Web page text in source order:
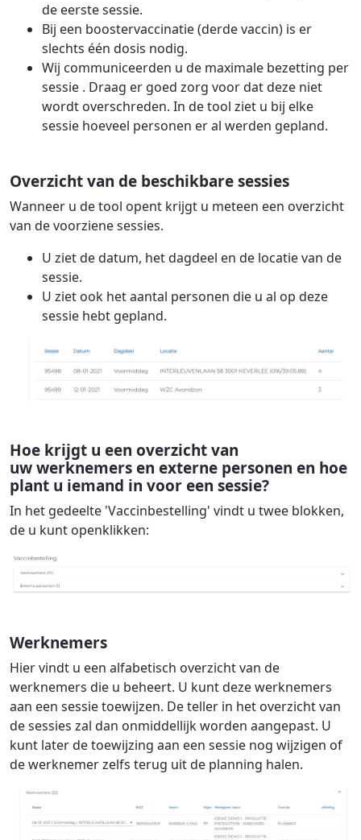
de eerste sessie.
Bij een boostervaccinatie (derde vaccin) is er
slechts één dosis nodig.
Wij communiceerden u de maximale bezetting per
sessie . Draag er goed zorg voor dat deze niet
wordt overschreden. In de tool ziet u bij elke
sessie hoeveel personen er al werden gepland.
Overzicht van de beschikbare sessies
Wanneer u de tool opent krijgt u meteen een overzicht
van de voorziene sessies.
U ziet de datum, het dagdeel en de locatie van de
sessie.
U ziet ook het aantal personen die u al op deze
sessie hebt gepland.
Hoe krijgt u een overzicht van
uw werknemers en externe personen en hoe
plant u iemand in voor een sessie?
In het gedeelte 'Vaccinbestelling' vindt u twee blokken,
de u kunt openklikken:
Werknemers
Hier vindt u een alfabetisch overzicht van de
werknemers die u beheert. U kunt deze werknemers
aan een sessie toewijzen. De teller in het overzicht van
de sessies zal dan onmiddellijk worden aangepast. U
kunt later de toewijzing aan een sessie nog wijzigen of
de werknemer zelfs terug uit de planning halen.